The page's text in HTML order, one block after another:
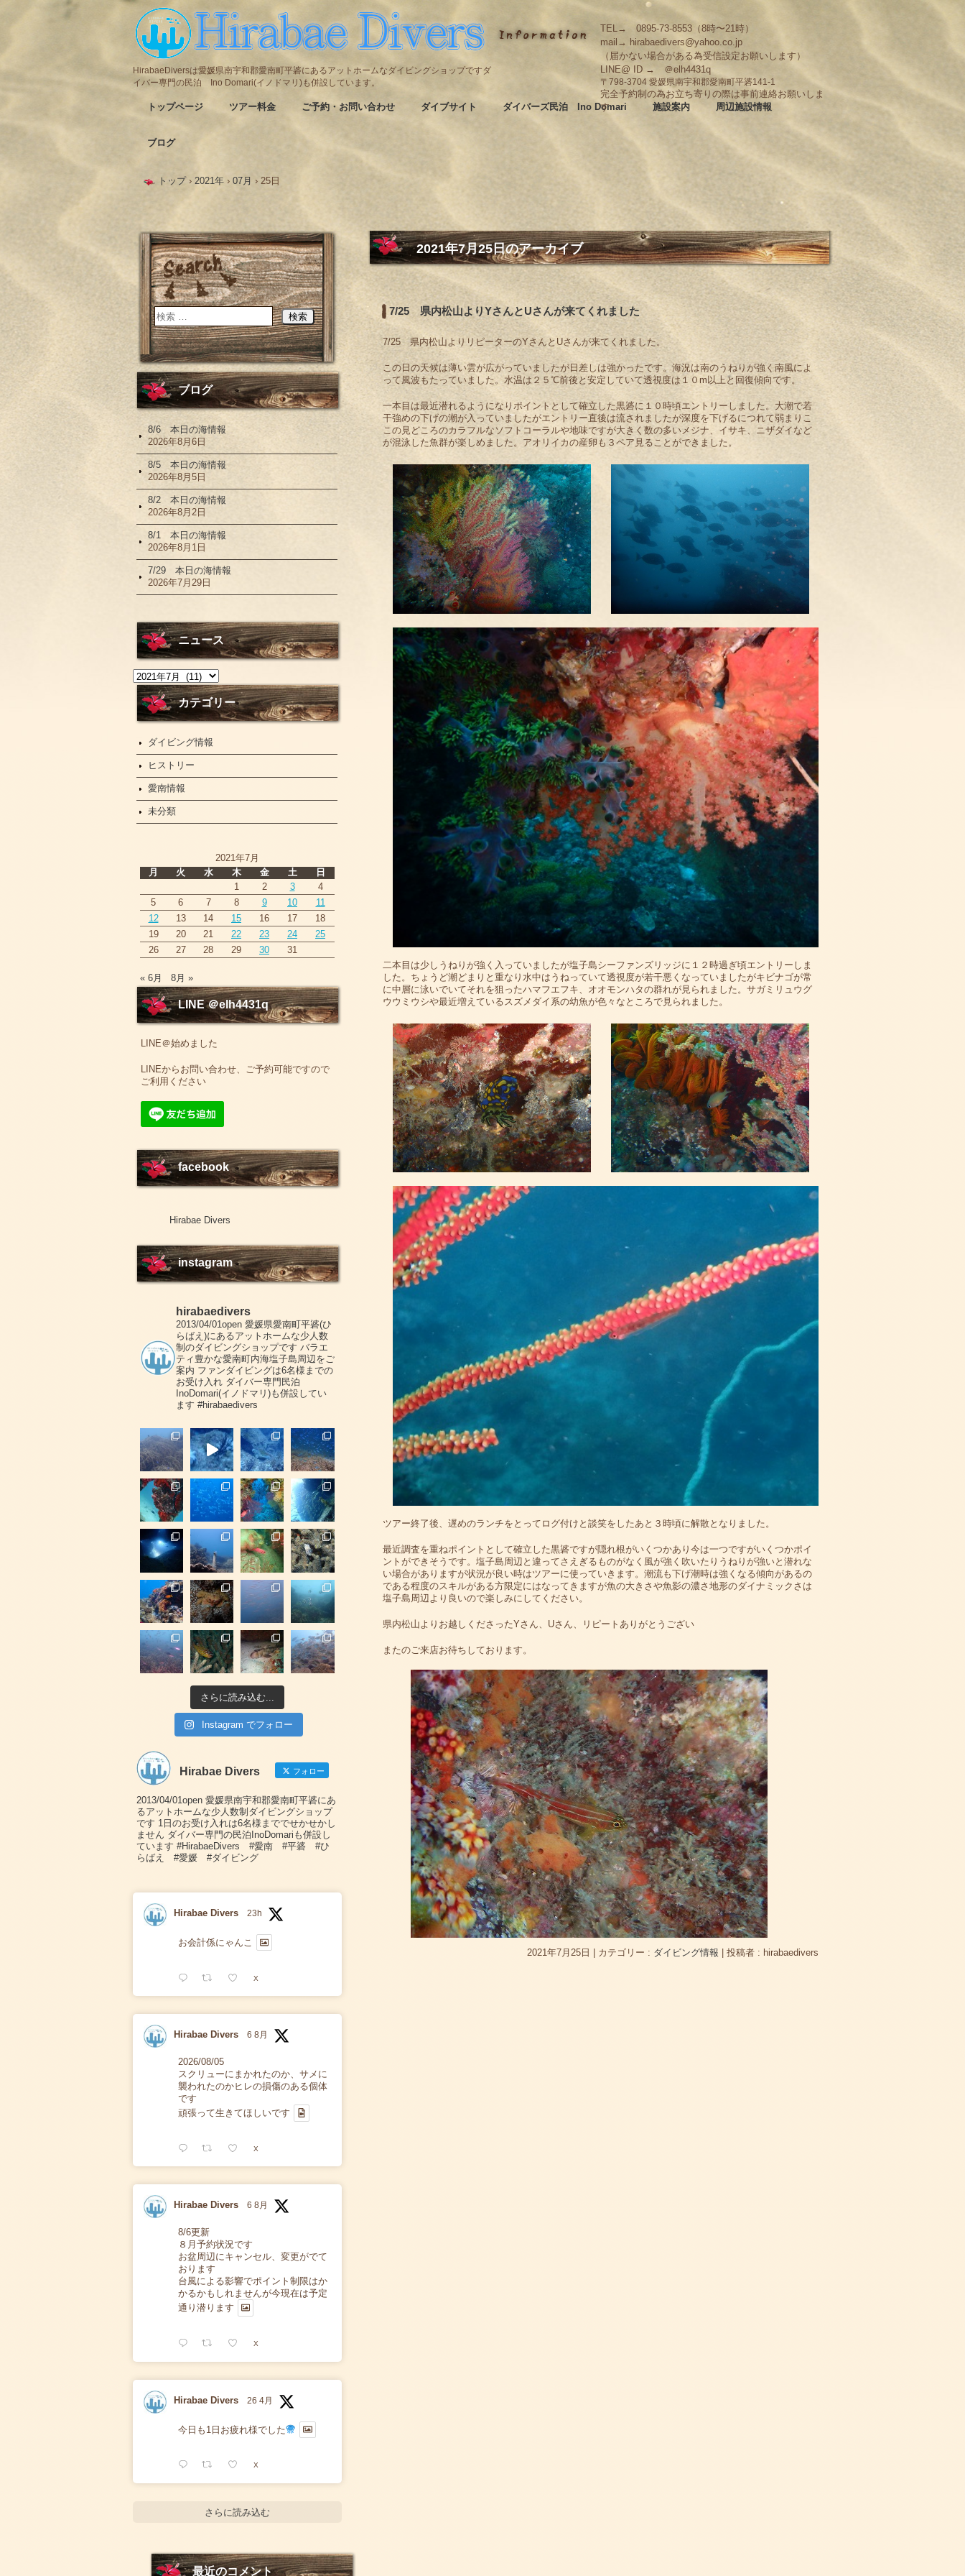
HirabaeDiversは愛媛県南宇和郡愛南町平碆にあるアットホームなダイビングショップですダ
イバー専門の民泊 Ino Domari(イノドマリ)も併設しています。
TEL→ 0895-73-8553（8時〜21時）
mail→ hirabaedivers@yahoo.co.jp
（届かない場合がある為受信設定お願いします）
LINE@ ID → ＠elh4431q
〒798-3704 愛媛県南宇和郡愛南町平碆141-1
完全予約制の為お立ち寄りの際は事前連絡お願いしま
す
トップページ ツアー料金 ご予約・お問い合わせ ダイブサイト ダイバーズ民泊 Ino Domari 施設案内 周辺施設情報
ブログ
トップ › 2021年 › 07月 › 25日
2021年7月25日のアーカイブ
7/25 県内松山よりYさんとUさんが来てくれました
7/25 県内松山よりリピーターのYさんとUさんが来てくれました。
この日の天候は薄い雲が広がっていましたが日差しは強かったです。海況は南のうねりが強く南風によ
って風波もたっていました。水温は２５℃前後と安定していて透視度は１０m以上と回復傾向です。
一本目は最近潜れるようになりポイントとして確立した黒碆に１０時頃エントリーしました。大潮で若
干強めの下げの潮が入っていましたがエントリー直後は流されましたが深度を下げるにつれて弱まりこ
この見どころのカラフルなソフトコーラルや地味ですが大きく数の多いメジナ、イサキ、ニザダイなど
が混泳した魚群が楽しめました。アオリイカの産卵も３ペア見ることができました。
二本目は少しうねりが強く入っていましたが塩子島シーファンズリッジに１２時過ぎ頃エントリーしま
した。ちょうど潮どまりと重なり水中はうねっていて透視度が若干悪くなっていましたがキビナゴが常
に中層に泳いでいてそれを狙ったハマフエフキ、オオモンハタの群れが見られました。サガミリュウグ
ウウミウシや最近増えているスズメダイ系の幼魚が色々なところで見られました。
ツアー終了後、遅めのランチをとってログ付けと談笑をしたあと３時頃に解散となりました。
最近調査を重ねポイントとして確立した黒碆ですが隠れ根がいくつかあり今は一つですがいくつかポイ
ントができそうです。塩子島周辺と違ってさえぎるものがなく風が強く吹いたりうねりが強いと潜れな
い場合がありますが状況が良い時はツアーに使っていきます。潮流も下げ潮時は強くなる傾向があるの
である程度のスキルがある方限定にはなってきますが魚の大きさや魚影の濃さ地形のダイナミックさは
塩子島周辺より良いので楽しみにしてください。
県内松山よりお越しくださったYさん、Uさん、リピートありがとうござい
またのご来店お待ちしております。
2021年7月25日 カテゴリー : ダイビング情報 投稿者 : hirabaedivers
ブログ
8/6 本日の海情報
2026年8月6日
8/5 本日の海情報
2026年8月5日
8/2 本日の海情報
2026年8月2日
8/1 本日の海情報
2026年8月1日
7/29 本日の海情報
2026年7月29日
ニュース
ニ
ュ
ー
カテゴリー
ダイビング情報
ヒストリー
愛南情報
未分類
2021年7月
月
火 水 木 金 土
日
1
2 3
4
5
6 7 8 9 10
11
12
13 14 15 16 17
18
19
20 21 22 23 24
25
26
27 28 29 30 31
« 6月 8月 »
LINE ＠elh4431q
LINE＠始めました
LINEからお問い合わせ、ご予約可能ですので
ご利用ください
facebook
Hirabae Divers
instagram
hirabaedivers
2013/04/01open愛媛県愛南町平碆(ひ
らばえ)にあるアットホームな少人数
制のダイビングショップです バラエ
ティ豊かな愛南町内海塩子島周辺をご
案内 ファンダイビングは6名様までの
お受け入れダイバー専門民泊
InoDomari(イノドマリ)も併設してい
ます #hirabaedivers
さらに読み込む...
Instagram でフォロー
Hirabae Divers フォロー
2013/04/01open 愛媛県南宇和郡愛南町平碆にあ
るアットホームな少人数制ダイビングショップ
です 1日のお受け入れは6名様まででせかせかし
ません ダイバー専門の民泊InoDomariも併設し
ています #HirabaeDivers #愛南 #平碆 #ひ
らばえ #愛媛 #ダイビング
Hirabae Divers 23h
お会計係にゃんこ
X
Hirabae Divers 6 8月
2026/08/05
スクリューにまかれたのか、サメに
襲われたのかヒレの損傷のある個体
です
頑張って生きてほしいです
X
Hirabae Divers 6 8月
8/6更新
８月予約状況です
お盆周辺にキャンセル、変更がでて
おります
台風による影響でポイント制限はか
かるかもしれませんが今現在は予定
通り潜ります
X
Hirabae Divers 26 4月
今日も1日お疲れ様でした
X
さらに読み込む
最近のコメント